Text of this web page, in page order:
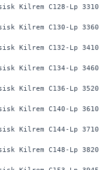
Kilrem C128-Lp 3310
Kilrem C130-Lp 3360
Kilrem C132-Lp 3410
Kilrem C134-Lp 3460
Kilrem C136-Lp 3520
Kilrem C140-Lp 3610
Kilrem C144-Lp 3710
Kilrem C148-Lp 3820